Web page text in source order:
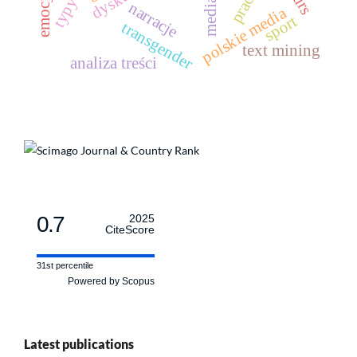
narracje media
transgender polskie media
sport
analiza treści
text mining
emocje
0.7
2025
CiteScore
31st percentile
Powered by Scopus
Latest publications